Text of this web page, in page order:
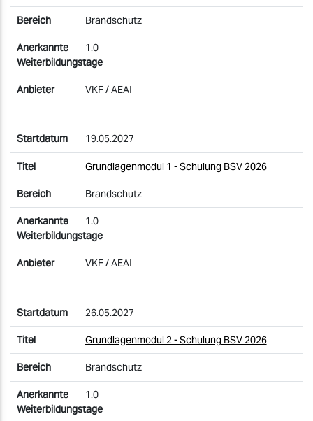
Brandschutz
1.0
VKF / AEAI
19.05.2027
Grundlagenmodul 1 - Schulung BSV 2026
Brandschutz
1.0
VKF / AEAI
26.05.2027
Grundlagenmodul 2 - Schulung BSV 2026
Brandschutz
1.0